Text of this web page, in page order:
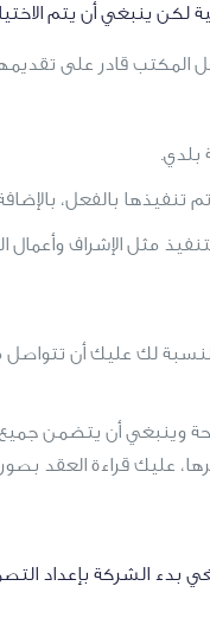
ينبغي أن يتم
قادر على
بلدي.
بالفعل، بالإضافة
مثل الإشراف وأعمال
لك عليك أن
وينبغي أن يتضمن
عليك قراءة العقد
بدء الشركة بإعداد